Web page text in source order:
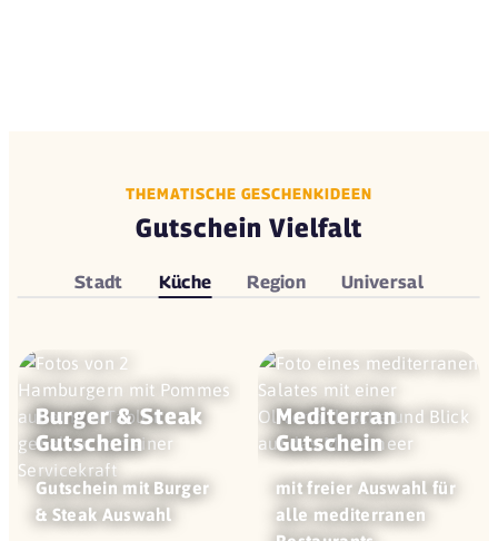
THEMATISCHE GESCHENKIDEEN
Gutschein Vielfalt
Stadt Küche Region Universal
Burger & Steak
Gutschein
Gutschein mit Burger
& Steak Auswahl
Mediterran
Gutschein
mit freier Auswahl für
alle mediterranen